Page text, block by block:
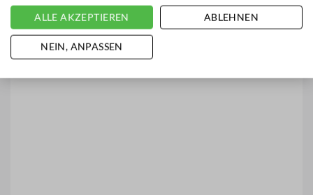
ALLE AKZEPTIEREN ABLEHNEN
NEIN, ANPASSEN